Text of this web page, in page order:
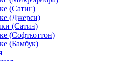
(Сатин)
(Джерси)
(Сатин)
(Софткоттон)
(Бамбук)